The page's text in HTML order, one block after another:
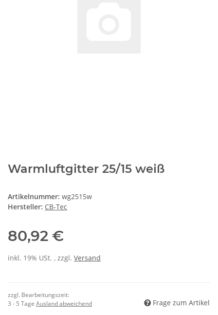
Warmluftgitter 25/15 weiß
Artikelnummer: wg2515w
Hersteller: CB-Tec
80,92 €
inkl. 19% USt. , zzgl. Versand
zzgl. Bearbeitungszeit:
3 - 5 Tage Ausland abweichend Frage zum Artikel